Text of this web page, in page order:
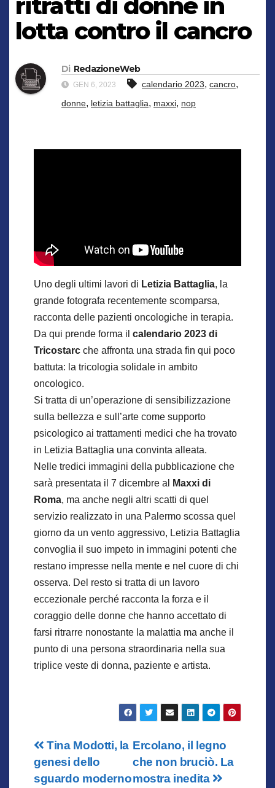
lotta contro il cancro
Di RedazioneWeb
GEN 6, 2023 calendario 2023, cancro,
donne, letizia battaglia, maxxi, nop
Uno degli ultimi lavori di Letizia Battaglia, la
grande fotografa recentemente scomparsa,
racconta delle pazienti oncologiche in terapia.
Da qui prende forma il calendario 2023 di
Tricostarc che affronta una strada fin qui poco
battuta: la tricologia solidale in ambito
oncologico.
Si tratta di un’operazione di sensibilizzazione
sulla bellezza e sull’arte come supporto
psicologico ai trattamenti medici che ha trovato
in Letizia Battaglia una convinta alleata.
Nelle tredici immagini della pubblicazione che
sarà presentata il 7 dicembre al
Maxxi di
Roma, ma anche negli altri scatti di quel
servizio realizzato in una Palermo scossa quel
giorno da un vento aggressivo, Letizia Battaglia
convoglia il suo impeto in immagini potenti che
restano impresse nella mente e nel cuore di chi
osserva. Del resto si tratta di un lavoro
eccezionale perché racconta la forza e il
coraggio delle donne che hanno accettato di
farsi ritrarre nonostante la malattia ma anche il
punto di una persona straordinaria nella sua
triplice veste di donna, paziente e artista.
Navigazione
articoli
Ercolano, il legno
che non bruciò. La
mostra inedita
Tina Modotti, la
genesi dello
sguardo moderno